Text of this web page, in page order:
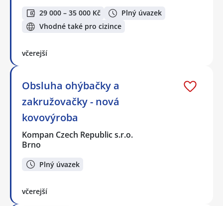
29 000 – 35 000 Kč
Plný úvazek
Vhodné také pro cizince
včerejší
Obsluha ohýbačky a
zakružovačky - nová
kovovýroba
Kompan Czech Republic s.r.o.
Brno
Plný úvazek
včerejší